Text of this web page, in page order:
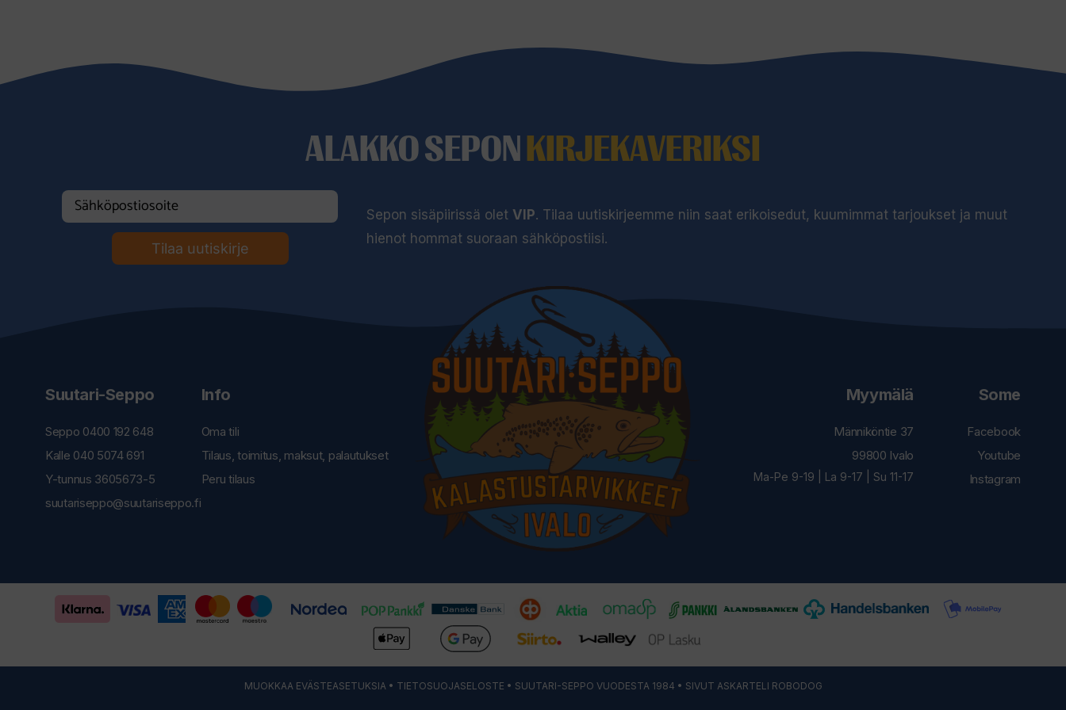
ALAKKO SEPONKIRJEKAVERIKSI
Tilaa uutiskirje
Sepon sisäpiirissä oletVIP. Tilaa uutiskirjeemme niin saat erikoisedut, kuumimmat tarjoukset ja muut
hienot hommat suoraan sähköpostiisi.
Suutari-Seppo
Seppo 0400 192 648
Kalle 040 5074 691
Y-tunnus 3605673-5
suutariseppo@suutariseppo.fi
Info
Oma tili
Tilaus, toimitus, maksut, palautukset
Peru tilaus
Myymälä
Männiköntie 37
99800 Ivalo
Ma-Pe 9-19 | La 9-17 | Su 11-17
Some
Facebook
Youtube
Instagram
MUOKKAA EVÄSTEASETUKSIA• TIETOSUOJASELOSTE • SUUTARI-SEPPO VUODESTA 1984 • SIVUT ASKARTELI ROBODOG